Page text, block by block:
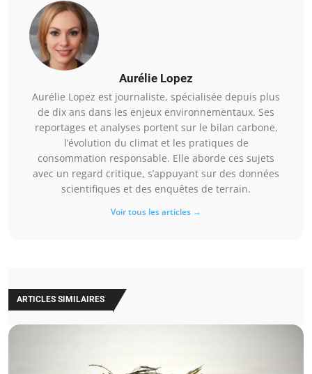
Aurélie Lopez
Aurélie Lopez est journaliste, spécialisée depuis plus
de dix ans dans les enjeux environnementaux. Ses
reportages et analyses portent sur le bilan carbone,
l’évolution du climat et les pratiques de
consommation responsable. Elle aborde ces sujets
avec un regard critique, s’appuyant sur des données
scientifiques et des enquêtes de terrain.
Voir tous les articles →
ARTICLES SIMILAIRES